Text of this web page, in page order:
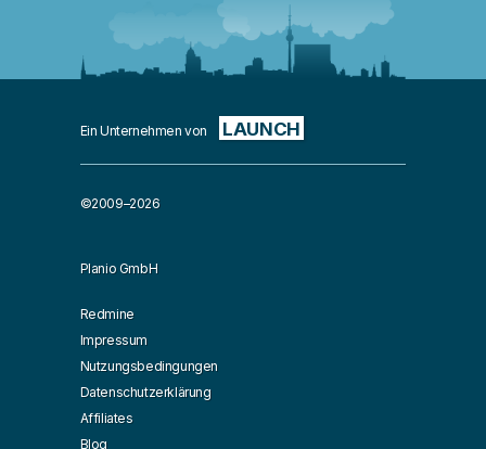
Ein Unternehmen von LAUNCH
©2009–2026
Planio GmbH
Redmine
Impressum
Nutzungsbedingungen
Datenschutzerklärung
Affiliates
Blog